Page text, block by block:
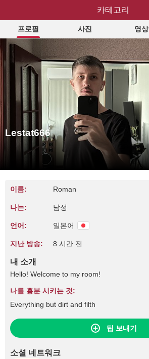
Lestat666
프로필 사진 영상
Lestat666
이름: Roman
나는: 남성
언어: 일본어
지난 방송: 8 시간 전
내 소개
Hello! Welcome to my room!
나를 흥분 시키는 것:
Everything but dirt and filth
팁 보내기
소셜 네트워크
카테고리